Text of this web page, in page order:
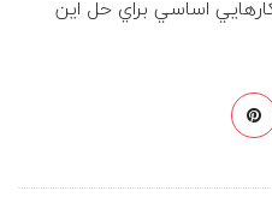
اساسي براي حل اين